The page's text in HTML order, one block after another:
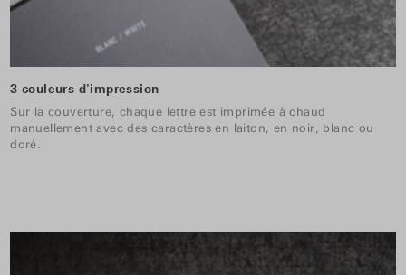
3 couleurs d'impression
Sur la couverture, chaque lettre est imprimée à chaud
manuellement avec des caractères en laiton, en noir, blanc ou
doré.